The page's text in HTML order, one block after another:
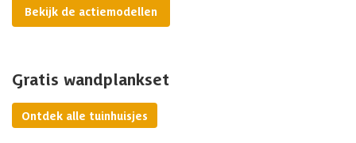
Bekijk de actiemodellen
Gratis wandplankset
Ontdek alle tuinhuisjes